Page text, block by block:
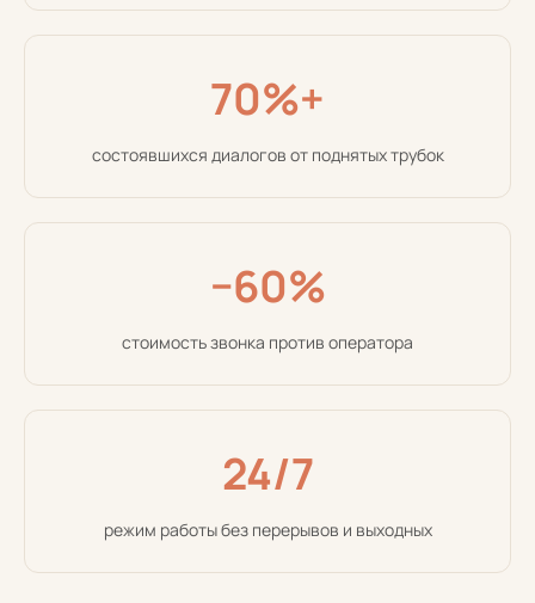
70%+
состоявшихся диалогов от поднятых трубок
−60%
стоимость звонка против оператора
24/7
режим работы без перерывов и выходных